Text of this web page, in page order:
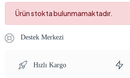
Ürün stokta bulunmamaktadır.
Destek Merkezi
Hızlı Kargo